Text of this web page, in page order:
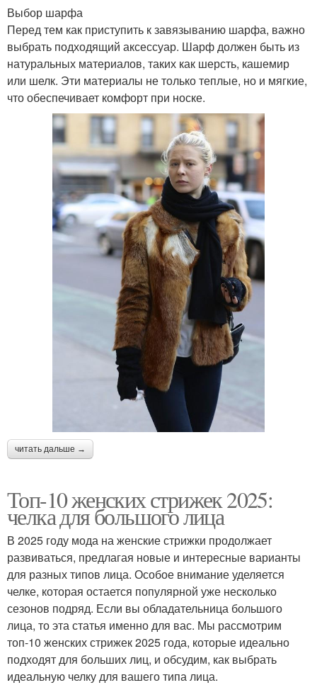
Выбор шарфа
Перед тем как приступить к завязыванию шарфа, важно
выбрать подходящий аксессуар. Шарф должен быть из
натуральных материалов, таких как шерсть, кашемир
или шелк. Эти материалы не только теплые, но и мягкие,
что обеспечивает комфорт при носке.
читать дальше →
Топ-10 женских стрижек 2025:
челка для большого лица
В 2025 году мода на женские стрижки продолжает
развиваться, предлагая новые и интересные варианты
для разных типов лица. Особое внимание уделяется
челке, которая остается популярной уже несколько
сезонов подряд. Если вы обладательница большого
лица, то эта статья именно для вас. Мы рассмотрим
топ-10 женских стрижек 2025 года, которые идеально
подходят для больших лиц, и обсудим, как выбрать
идеальную челку для вашего типа лица.